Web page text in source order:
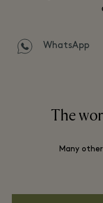
WhatsApp
The
Many